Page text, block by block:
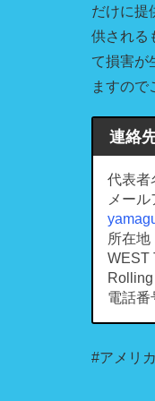
だけに提
供される
て損害が
ますので
連絡
代表者
メール
所在地
WEST
電話番
#アメリ